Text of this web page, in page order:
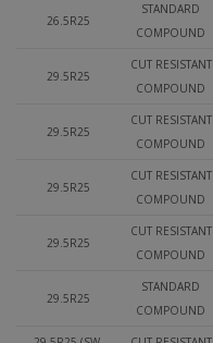
26.5R25
STANDARD
COMPOUND
29.5R25
CUT RESISTANT
COMPOUND
29.5R25
CUT RESISTANT
COMPOUND
29.5R25
CUT RESISTANT
COMPOUND
29.5R25
CUT RESISTANT
COMPOUND
29.5R25
STANDARD
COMPOUND